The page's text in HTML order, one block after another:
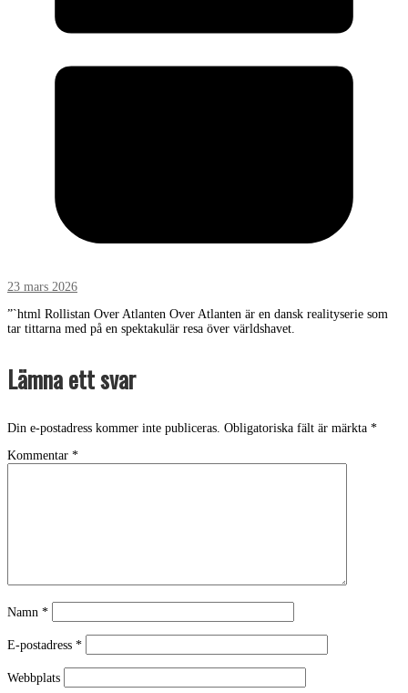
23 mars 2026
”`html Rollistan Over Atlanten Over Atlanten är en dansk realityserie som
tar tittarna med på en spektakulär resa över världshavet.
Lämna ett svar
Din e-postadress kommer inte publiceras. Obligatoriska fält är märkta *
Kommentar *
Namn *
E-postadress *
Webbplats